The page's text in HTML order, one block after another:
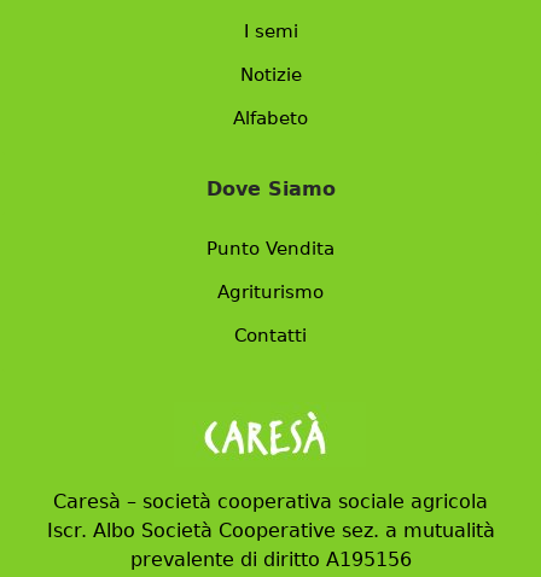
I semi
Notizie
Alfabeto
Dove Siamo
Punto Vendita
Agriturismo
Contatti
Caresà – società cooperativa sociale agricola
Iscr. Albo Società Cooperative sez. a mutualità
prevalente di diritto A195156